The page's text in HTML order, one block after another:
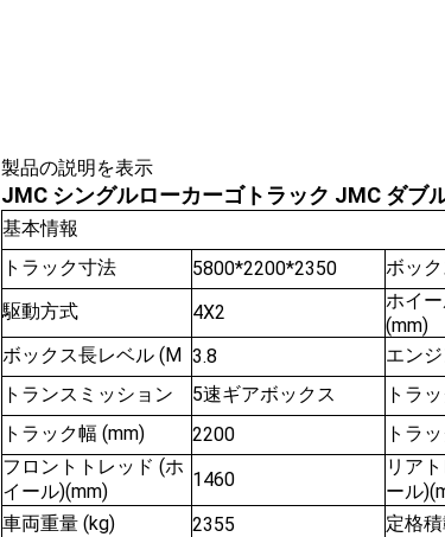
製品の説明を表示
JMC シングルローカーゴトラック JMC ダブ
基本情報
トラック寸法
5800*2200*2350 ボッ
駆動方式
4X2
ホイ
(mm)
ボックス長レベル (M 3.8 エン
トランスミッション
5速ギアボックス トラ
トラック幅 (mm)
2200 トラ
フロントトレッド (ホ
イール)(mm)
1460
リア
ール
車両重量 (kg)
2355 定格